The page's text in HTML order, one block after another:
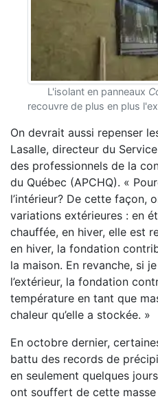
L'isolant en panneaux
recouvre de plus en plus
On devrait aussi repenser
Lasalle, directeur du
des professionnels de la
du Québec (APCHQ). «
l’intérieur? De cette façon,
variations extérieures : en
chauffée, en hiver, elle est
en hiver, la fondation
la maison. En revanche, si
l’extérieur, la fondation
température en tant que
chaleur qu’elle a stockée. »
En octobre dernier,
battu des records de
en seulement quelques
ont souffert de cette masse